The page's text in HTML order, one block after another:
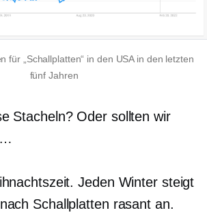
für „Schallplatten“ in den USA in den letzten
fünf Jahren
Stacheln? Oder sollten wir
…
Jeden Winter steigt
Schallplatten rasant an.